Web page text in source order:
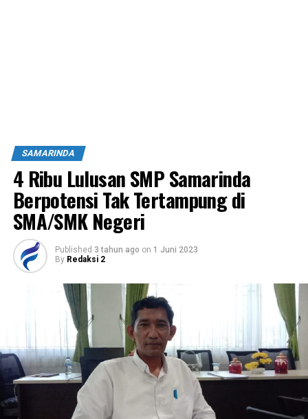
SAMARINDA
4 Ribu Lulusan SMP Samarinda
Berpotensi Tak Tertampung di
SMA/SMK Negeri
Published 3 tahun ago on 1 Juni 2023
By Redaksi 2